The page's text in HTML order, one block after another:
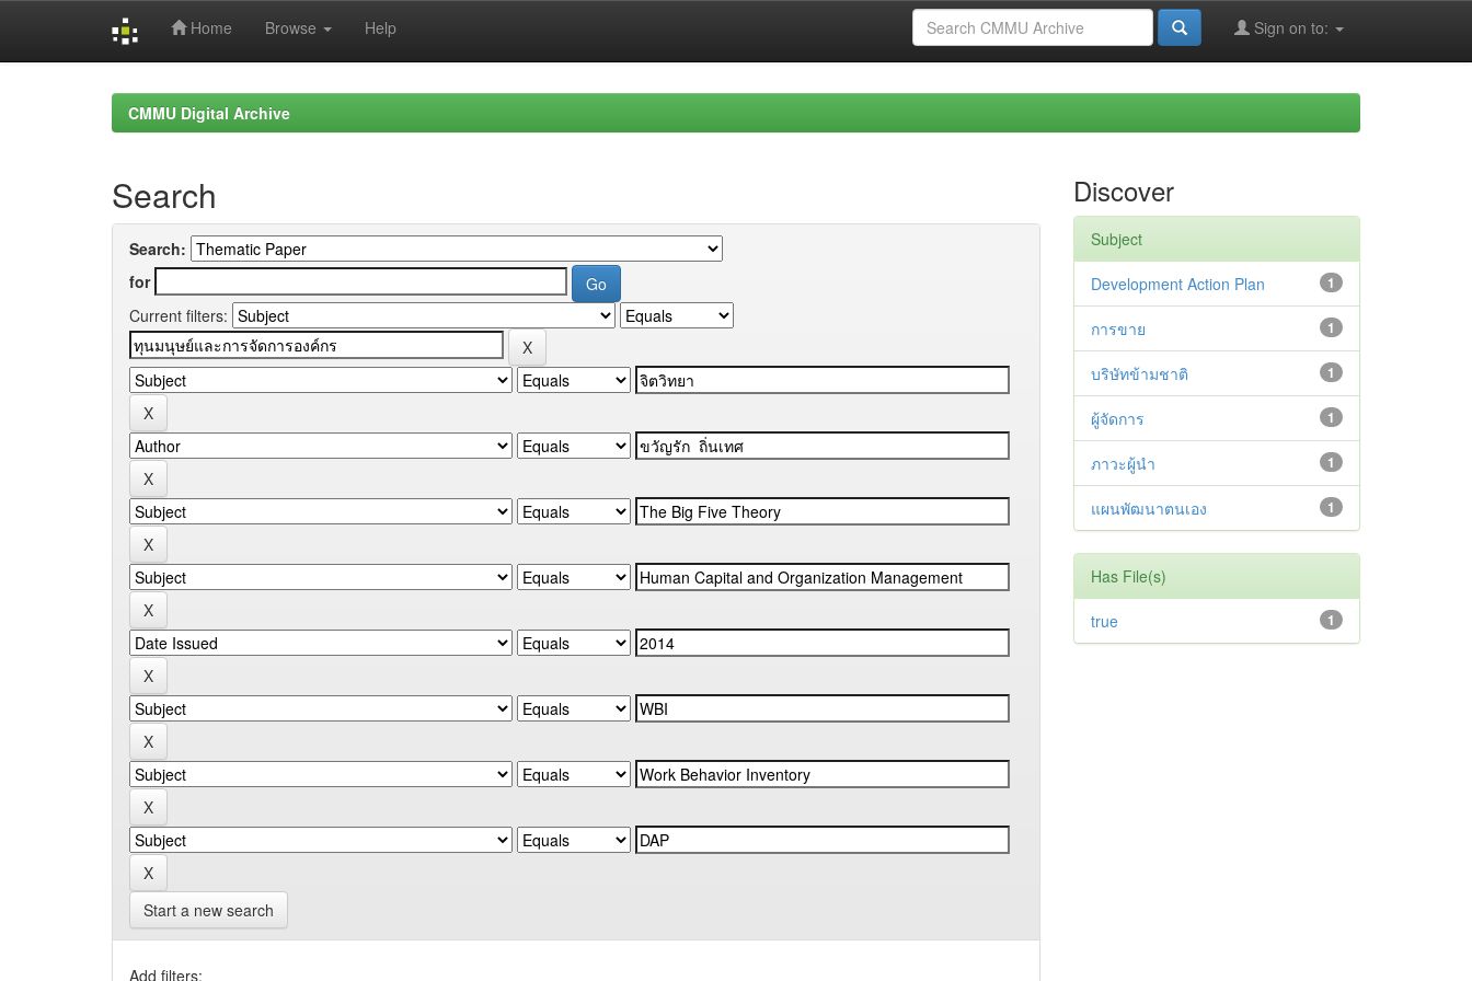
Home Browse Help Sign on to:
CMMU Digital Archive
Search
Search:
for
Current filters:
Start a new search
Add filters:
Discover
Subject
1
Development Action Plan
1
การขาย
1
บริษัทข้ามชาติ
1
ผู้จัดการ
1
ภาวะผู้นำ
1
แผนพัฒนาตนเอง
Has File(s)
1
true